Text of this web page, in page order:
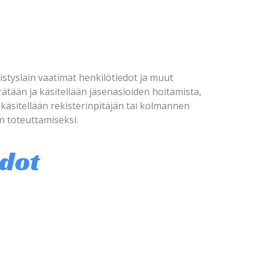
vaatimat henkilötiedot ja muut
ja käsitellään jäsenasioiden hoitamista,
rekisterinpitäjän tai kolmannen
toteuttamiseksi.